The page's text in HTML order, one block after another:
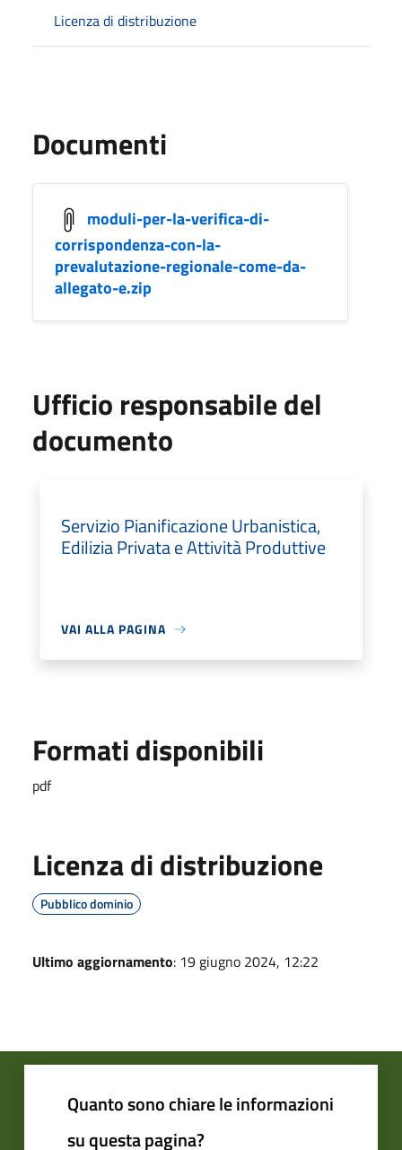
Licenza di distribuzione
Documenti
moduli-per-la-verifica-di-
corrispondenza-con-la-
prevalutazione-regionale-come-da-
allegato-e.zip
Ufficio responsabile del
documento
Servizio Pianificazione Urbanistica,
Edilizia Privata e Attività Produttive
VAI ALLA PAGINA
Formati disponibili
pdf
Licenza di distribuzione
Pubblico dominio
Ultimo aggiornamento: 19 giugno 2024, 12:22
Quanto sono chiare le informazioni
su questa pagina?